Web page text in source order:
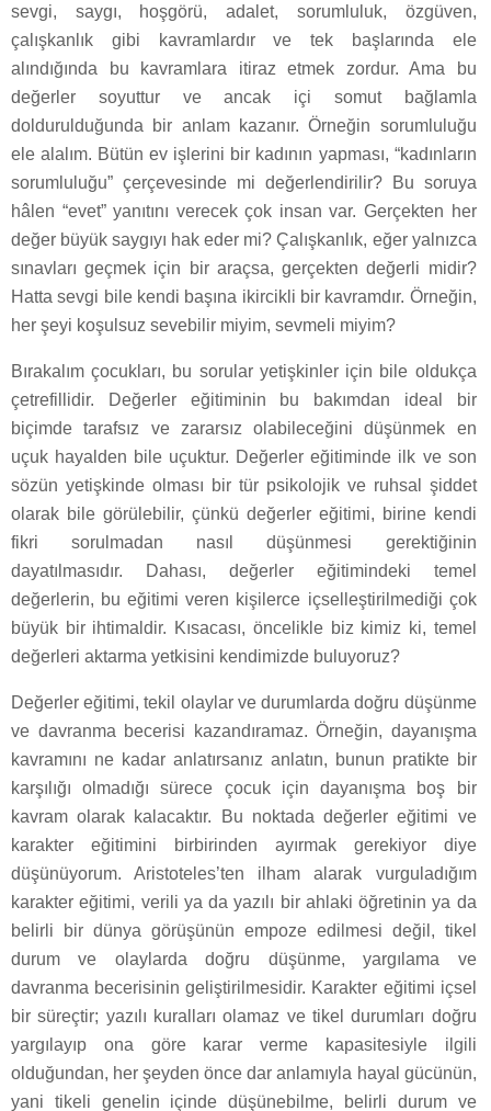
sevgi, saygı, hoşgörü, adalet, sorumluluk, özgüven,
çalışkanlık gibi kavramlardır ve tek başlarında ele
alındığında bu kavramlara itiraz etmek zordur. Ama bu
değerler soyuttur ve ancak içi somut bağlamla
doldurulduğunda bir anlam kazanır. Örneğin sorumluluğu
ele alalım. Bütün ev işlerini bir kadının yapması, “kadınların
sorumluluğu” çerçevesinde mi değerlendirilir? Bu soruya
hâlen “evet” yanıtını verecek çok insan var. Gerçekten her
değer büyük saygıyı hak eder mi? Çalışkanlık, eğer yalnızca
sınavları geçmek için bir araçsa, gerçekten değerli midir?
Hatta sevgi bile kendi başına ikircikli bir kavramdır. Örneğin,
her şeyi koşulsuz sevebilir miyim, sevmeli miyim?
Bırakalım çocukları, bu sorular yetişkinler için bile oldukça
çetrefillidir. Değerler eğitiminin bu bakımdan ideal bir
biçimde tarafsız ve zararsız olabileceğini düşünmek en
uçuk hayalden bile uçuktur. Değerler eğitiminde ilk ve son
sözün yetişkinde olması bir tür psikolojik ve ruhsal şiddet
olarak bile görülebilir, çünkü değerler eğitimi, birine kendi
fikri sorulmadan nasıl düşünmesi gerektiğinin
dayatılmasıdır. Dahası, değerler eğitimindeki temel
değerlerin, bu eğitimi veren kişilerce içselleştirilmediği çok
büyük bir ihtimaldir. Kısacası, öncelikle biz kimiz ki, temel
değerleri aktarma yetkisini kendimizde buluyoruz?
Değerler eğitimi, tekil olaylar ve durumlarda doğru düşünme
ve davranma becerisi kazandıramaz. Örneğin, dayanışma
kavramını ne kadar anlatırsanız anlatın, bunun pratikte bir
karşılığı olmadığı sürece çocuk için dayanışma boş bir
kavram olarak kalacaktır. Bu noktada değerler eğitimi ve
karakter eğitimini birbirinden ayırmak gerekiyor diye
düşünüyorum. Aristoteles’ten ilham alarak vurguladığım
karakter eğitimi, verili ya da yazılı bir ahlaki öğretinin ya da
belirli bir dünya görüşünün empoze edilmesi değil, tikel
durum ve olaylarda doğru düşünme, yargılama ve
davranma becerisinin geliştirilmesidir. Karakter eğitimi içsel
bir süreçtir; yazılı kuralları olamaz ve tikel durumları doğru
yargılayıp ona göre karar verme kapasitesiyle ilgili
olduğundan, her şeyden önce dar anlamıyla hayal gücünün,
yani tikeli genelin içinde düşünebilme, belirli durum ve